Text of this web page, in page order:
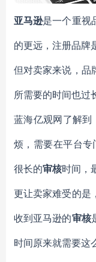
亚马逊是一个重视
的更远，注册品牌
但对卖家来说，品
所需要的时间也过
蓝海亿观网了解到
烦，需要在平台专
很长的审核时间，
更让卖家难受的是
收到亚马逊的审核
时间原来就需要这